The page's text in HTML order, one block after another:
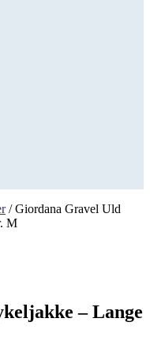
/ Giordana Gravel Uld
M
– Lange